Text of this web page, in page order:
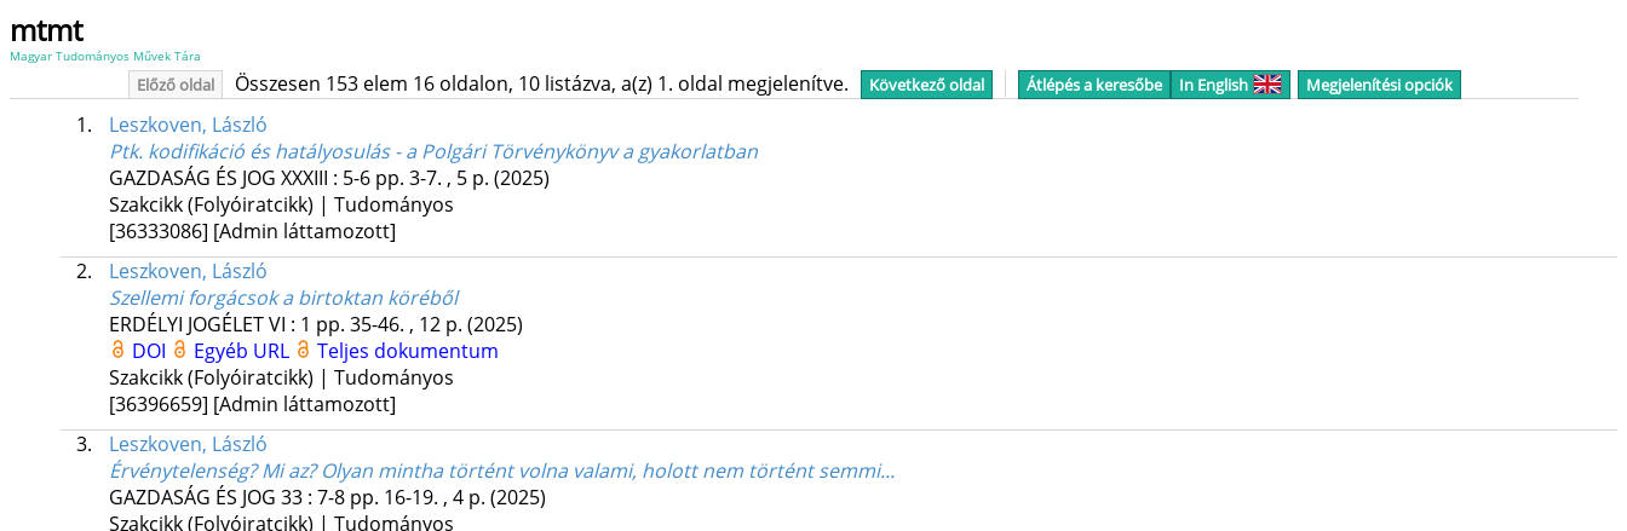
mtmt
Magyar Tudományos Művek Tára
Előző oldal Összesen 153 elem 16 oldalon, 10 listázva, a(z) 1. oldal megjelenítve. Következő oldal Átlépés a keresőbe In English Megjelenítési opciók
1.
Leszkoven, László
Ptk. kodifikáció és hatályosulás - a Polgári Törvénykönyv a gyakorlatban
GAZDASÁG ÉS JOG XXXIII : 5-6 pp. 3-7. , 5 p. (2025)
Szakcikk (Folyóiratcikk) | Tudományos
[36333086] [Admin láttamozott]
2.
Leszkoven, László
Szellemi forgácsok a birtoktan köréből
ERDÉLYI JOGÉLETVI : 1 pp. 35-46. , 12 p. (2025)
DOI
Egyéb URL
Teljes dokumentum
Szakcikk (Folyóiratcikk) | Tudományos
[36396659] [Admin láttamozott]
3.
Leszkoven, László
Érvénytelenség? Mi az? Olyan mintha történt volna valami, holott nem történt semmi...
GAZDASÁG ÉS JOG 33: 7-8 pp. 16-19. , 4 p. (2025)
Szakcikk (Folyóiratcikk) | Tudományos